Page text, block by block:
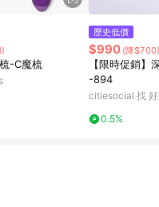
-C魔梳
歷史低價
$990 (降$700)
【限時促銷】
-894
citiesocial 找
0.5%